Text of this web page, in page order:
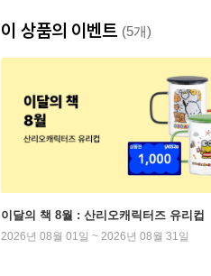
이 상품의 이벤트 (5개)
이달의 책 8월 : 산리오캐릭터즈 유리컵
2026년 08월 01일 ~ 2026년 08월 31일